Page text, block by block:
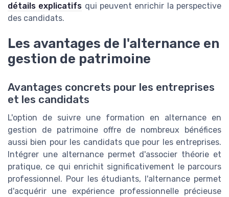
détails explicatifs qui peuvent enrichir la perspective
des candidats.
Les avantages de l'alternance en
gestion de patrimoine
Avantages concrets pour les entreprises
et les candidats
L'option de suivre une formation en alternance en
gestion de patrimoine offre de nombreux bénéfices
aussi bien pour les candidats que pour les entreprises.
Intégrer une alternance permet d'associer théorie et
pratique, ce qui enrichit significativement le parcours
professionnel. Pour les étudiants, l'alternance permet
d'acquérir une expérience professionnelle précieuse